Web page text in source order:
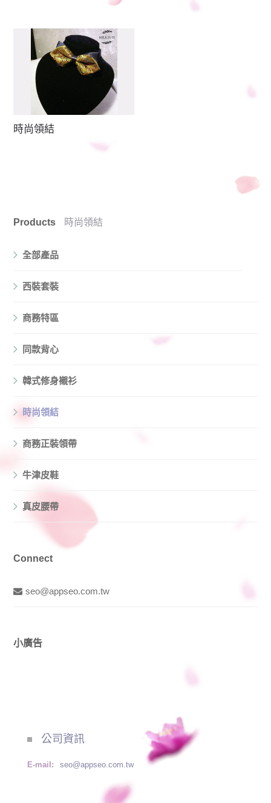
時尚領結
Products 時尚領結
全部產品
西裝套裝
商務特區
同款背心
韓式修身襯衫
時尚領結
商務正裝領帶
牛津皮鞋
真皮腰帶
Connect
seo@appseo.com.tw
小廣告
公司資訊
E-mail: seo@appseo.com.tw